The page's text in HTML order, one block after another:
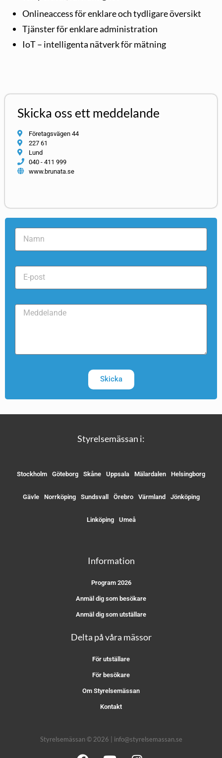
Onlineaccess för enklare och tydligare översikt
Tjänster för enklare administration
IoT – intelligenta nätverk för mätning
Skicka oss ett meddelande
Företagsvägen 44
227 61
Lund
040 - 411 999
www.brunata.se
Skicka
Styrelsemässan i:
Stockholm Göteborg Skåne Uppsala Mälardalen Helsingborg
Gävle Norrköping Sundsvall Örebro Värmland Jönköping
Linköping Umeå
Information
Program 2026
Anmäl dig som besökare
Anmäl dig som utställare
Delta på våra mässor
För utställare
För besökare
Om Styrelsemässan
Kontakt
Styrelsemässan © 2026 | info@styrelsemassan.se